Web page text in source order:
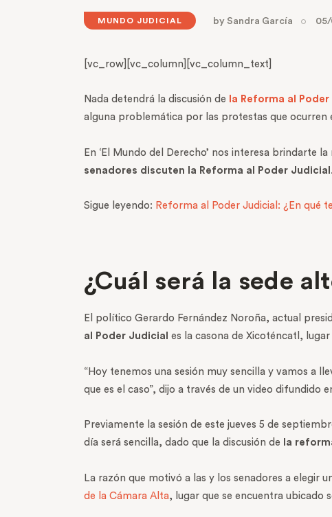
MUNDO JUDICIAL bySandra García
[vc_row][vc_column][vc_column_text]
Nada detendrá la discusión de la Reforma al Poder
alguna problemática por las protestas que ocurren
En ‘El Mundo del Derecho’ nos interesa brindarte
senadores discuten la Reforma al Poder Judicial .
Sigue leyendo: Reforma al Poder Judicial: ¿En qué
¿Cuál será la sede
El político Gerardo Fernández Noroña, actual
al Poder Judicial es la casona de Xicoténcatl,
“Hoy tenemos una sesión muy sencilla y vamos a
que es el caso”, dijo a través de un video difundido
Previamente la sesión de este jueves 5 de
día será sencilla, dado que la discusión de
la
La razón que motivó a las y los senadores a elegir
de la Cámara Alta, lugar que se encuentra ubicado